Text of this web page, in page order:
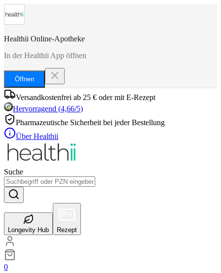
Healthii Online-Apotheke
In der Healthii App öffnen
Öffnen
Versandkostenfrei ab 25 € oder mit E-Rezept
Hervorragend (4,66/5)
Pharmazeutische Sicherheit bei jeder Bestellung
Über Healthii
Suche
Longevity Hub Rezept
0